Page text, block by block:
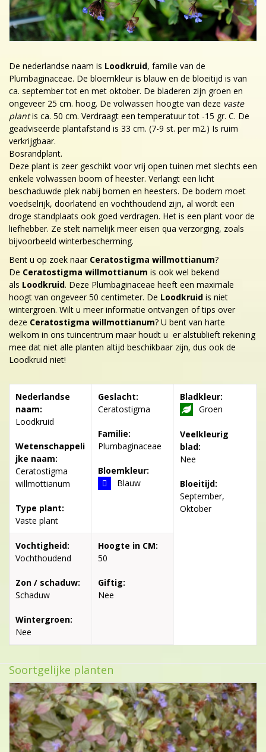
De nederlandse naam is Loodkruid, familie van de
Plumbaginaceae. De bloemkleur is blauw en de bloeitijd is van
ca. september tot en met oktober. De bladeren zijn groen en
ongeveer 25 cm. hoog. De volwassen hoogte van deze vaste
plantis ca. 50 cm. Verdraagt een temperatuur tot -15 gr. C. De
geadviseerde plantafstand is 33 cm. (7-9 st. per m2.) Is ruim
verkrijgbaar.
Bosrandplant.
Deze plant is zeer geschikt voor vrij open tuinen met slechts een
enkele volwassen boom of heester. Verlangt een licht
beschaduwde plek nabij bomen en heesters. De bodem moet
voedselrijk, doorlatend en vochthoudend zijn, al wordt een
droge standplaats ook goed verdragen. Het is een plant voor de
liefhebber. Ze stelt namelijk meer eisen qua verzorging, zoals
bijvoorbeeld winterbescherming.
Bent u op zoek naar Ceratostigma willmottianum?
De Ceratostigma willmottianum is ook wel bekend
als Loodkruid. Deze Plumbaginaceae heeft een maximale
hoogt van ongeveer 50 centimeter. De Loodkruid is niet
wintergroen. Wilt u meer informatie ontvangen of tips over
deze Ceratostigma willmottianum? U bent van harte
welkom in ons tuincentrum maar houdt u er alstublieft rekening
mee dat niet alle planten altijd beschikbaar zijn, dus ook de
Loodkruid niet!
Nederlandse
naam:
Loodkruid
Wetenschappeli
jke naam:
Ceratostigma
willmottianum
Type plant:
Vaste plant
Geslacht:
Ceratostigma
Familie:
Plumbaginaceae
Bloemkleur:
Blauw
Bladkleur:
Groen
Veelkleurig
blad:
Nee
Bloeitijd:
September,
Oktober
Vochtigheid:
Vochthoudend
Zon / schaduw:
Schaduw
Wintergroen:
Nee
Hoogte in CM:
50
Giftig:
Nee
Soortgelijke planten